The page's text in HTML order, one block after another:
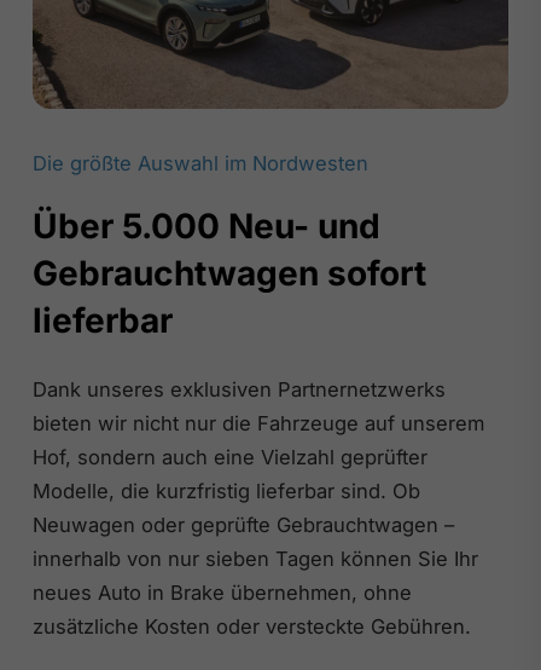
Die größte Auswahl im Nordwesten
Über 5.000 Neu- und
Gebrauchtwagen sofort
lieferbar
Dank unseres exklusiven Partnernetzwerks
bieten wir nicht nur die Fahrzeuge auf unserem
Hof, sondern auch eine Vielzahl geprüfter
Modelle, die kurzfristig lieferbar sind. Ob
Neuwagen oder geprüfte Gebrauchtwagen –
innerhalb von nur sieben Tagen können Sie Ihr
neues Auto in Brake übernehmen, ohne
zusätzliche Kosten oder versteckte Gebühren.